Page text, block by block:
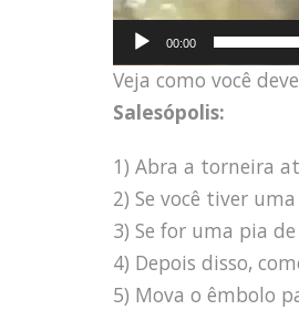
00:00
Veja como você
Salesópolis:
1) Abra a torneira
2) Se você tiver
3) Se for uma pia
4) Depois disso,
5) Mova o êmbolo